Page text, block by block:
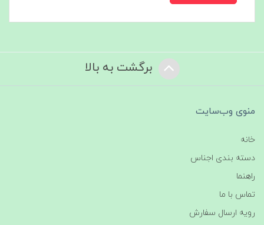
برگشت به بالا
منوی وب‌سایت
خانه
دسته بندی اجناس
راهنما
تماس با ما
رویه ارسال سفارش